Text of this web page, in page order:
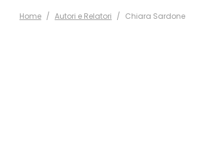
Home / Autori e Relatori / Chiara Sardone